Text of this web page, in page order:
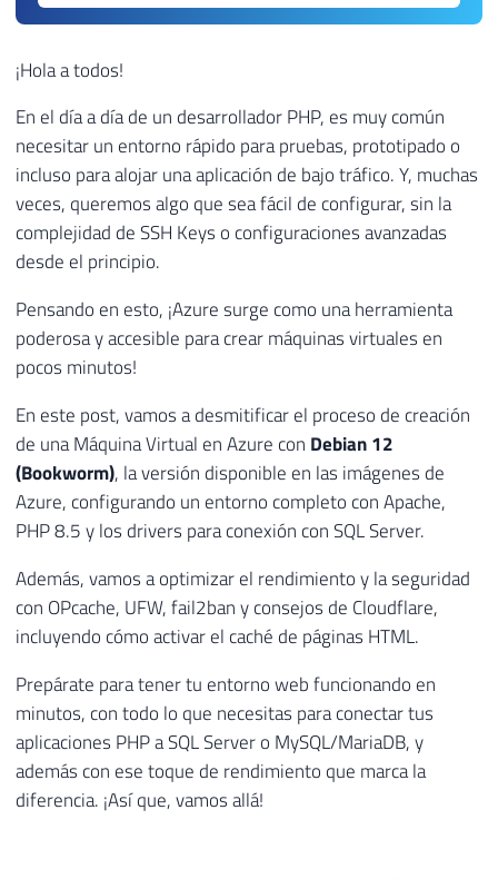
¡Hola a todos!
En el día a día de un desarrollador PHP, es muy común
necesitar un entorno rápido para pruebas, prototipado o
incluso para alojar una aplicación de bajo tráfico. Y, muchas
veces, queremos algo que sea fácil de configurar, sin la
complejidad de SSH Keys o configuraciones avanzadas
desde el principio.
Pensando en esto, ¡Azure surge como una herramienta
poderosa y accesible para crear máquinas virtuales en
pocos minutos!
En este post, vamos a desmitificar el proceso de creación
de una Máquina Virtual en Azure con Debian 12
(Bookworm), la versión disponible en las imágenes de
Azure, configurando un entorno completo con Apache,
PHP 8.5 y los drivers para conexión con SQL Server.
Además, vamos a optimizar el rendimiento y la seguridad
con OPcache, UFW, fail2ban y consejos de Cloudflare,
incluyendo cómo activar el caché de páginas HTML.
Prepárate para tener tu entorno web funcionando en
minutos, con todo lo que necesitas para conectar tus
aplicaciones PHP a SQL Server o MySQL/MariaDB, y
además con ese toque de rendimiento que marca la
diferencia. ¡Así que, vamos allá!